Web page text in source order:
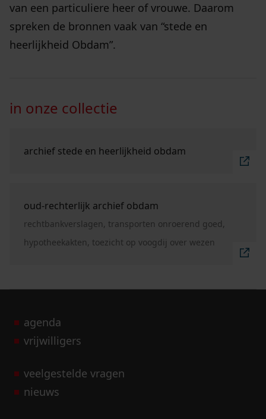
van een particuliere heer of vrouwe. Daarom
spreken de bronnen vaak van “stede en
heerlijkheid Obdam”.
in onze collectie
archief stede en heerlijkheid obdam
oud-rechterlijk archief obdam
rechtbankverslagen, transporten onroerend goed,
hypotheekakten, toezicht op voogdij over wezen
agenda
vrijwilligers
veelgestelde vragen
nieuws